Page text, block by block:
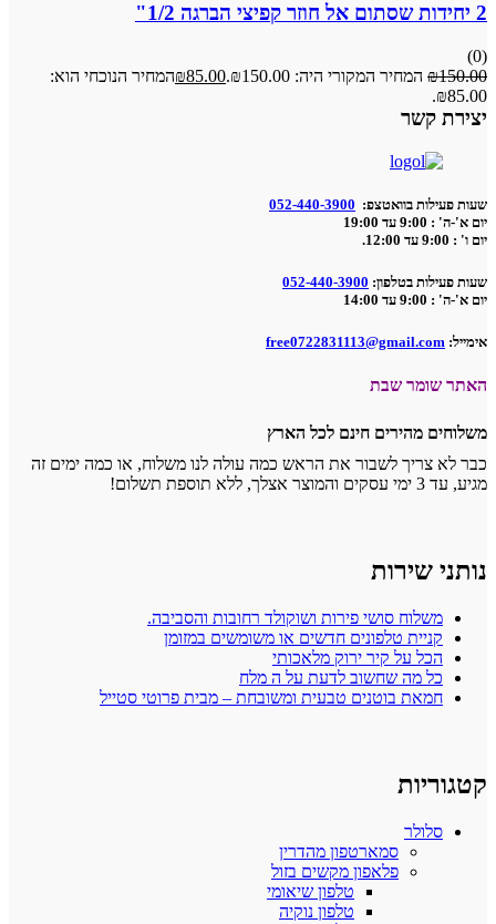
2 יחידות שסתום אל חוזר קפיצי הברגה 1/2"
(0)
₪150.00 המחיר המקורי היה: ₪150.00. ₪85.00
המחיר הנוכחי הוא:
₪85.00.
יצירת קשר
שעות פעילות בוואטצפ: 052-440-3900
יום א'-ה' : 9:00 עד 19:00
יום ו' : 9:00 עד 12:00.
שעות פעילות בטלפון: 052-440-3900
יום א'-ה' : 9:00 עד 14:00
אימייל: free0722831113@gmail.com
האתר שומר שבת
משלוחים מהירים חינם לכל הארץ
כבר לא צריך לשבור את הראש כמה עולה לנו משלוח, או כמה ימים זה
מגיע, עד 3 ימי עסקים והמוצר אצלך, ללא תוספת תשלום!
נותני שירות
משלוח סושי פירות ושוקולד רחובות והסביבה.
קניית טלפונים חדשים או משומשים במזומן
הכל על קיר ירוק מלאכותי
כל מה שחשוב לדעת על ה מלח
חמאת בוטנים טבעית ומשובחת – מבית פרוטי סטייל
קטגוריות
סלולר
סמארטפון מהדרין
פלאפון מקשים בזול
טלפון שיאומי
טלפון נוקיה